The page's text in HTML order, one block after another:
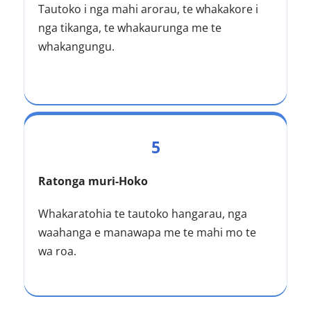
Tautoko i nga mahi arorau, te whakakore i
nga tikanga, te whakaurunga me te
whakangungu.
5
Ratonga muri-Hoko
Whakaratohia te tautoko hangarau, nga
waahanga e manawapa me te mahi mo te
wa roa.